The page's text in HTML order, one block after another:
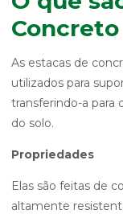
Concreto
As estacas de
utilizados para
transferindo-a para
do solo.
Propriedades
Elas são feitas de
altamente